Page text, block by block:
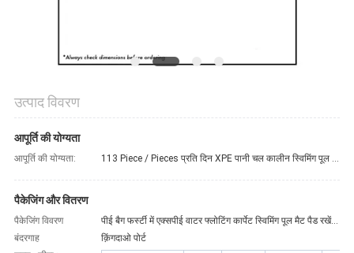
उद्धरण
का
अनुरोध
करें
उत्पाद विवरण
आपूर्ति की योग्यता
आपूर्ति की योग्यता: 113 Piece / Pieces प्रति दिन XPE पानी चल कालीन स्विमिंग पूल चटाई पैड है
पैकेजिंग और वितरण
पैकेजिंग विवरण
पीई बैग फर्स्टी में एक्सपीई वाटर फ्लोटिंग कार्पेट स्विमिंग पूल मैट पैड रखें, फिर उन्हें कार्टन में रखें।
बंदरगाह
क़िंगदाओ पोर्ट